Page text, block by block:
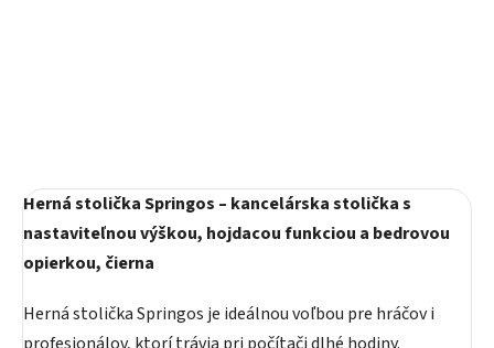
Herná stolička Springos – kancelárska stolička s
nastaviteľnou výškou, hojdacou funkciou a bedrovou
opierkou, čierna
Herná stolička Springos je ideálnou voľbou pre hráčov i